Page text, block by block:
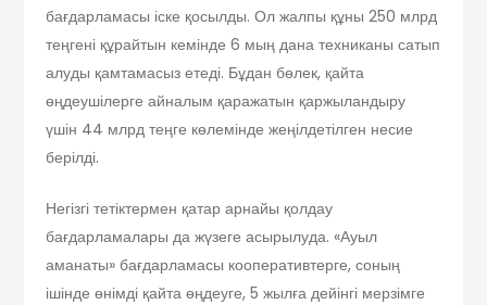
бағдарламасы іске қосылды. Ол жалпы құны 250 млрд
теңгені құрайтын кемінде 6 мың дана техниканы сатып
алуды қамтамасыз етеді. Бұдан бөлек, қайта
өңдеушілерге айналым қаражатын қаржыландыру
үшін 44 млрд теңге көлемінде жеңілдетілген несие
берілді.
Негізгі тетіктермен қатар арнайы қолдау
бағдарламалары да жүзеге асырылуда. «Ауыл
аманаты» бағдарламасы кооперативтерге, соның
ішінде өнімді қайта өңдеуге, 5 жылға дейінгі мерзімге